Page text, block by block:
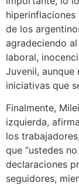
de los
agradeciendo
laboral,
Juvenil,
iniciativas que
Finalmente,
izquierda,
los
que “ustedes
declaraciones
seguidores,